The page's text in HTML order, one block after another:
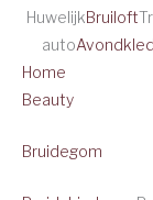
HuwelijkBruiloft
auto
Home
Beauty
Bruidegom